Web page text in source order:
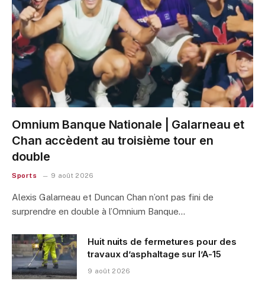
Omnium Banque Nationale | Galarneau et
Chan accèdent au troisième tour en
double
Sports 9 août 2026
Alexis Galarneau et Duncan Chan n’ont pas fini de
surprendre en double à l’Omnium Banque…
Huit nuits de fermetures pour des
travaux d’asphaltage sur l’A-15
9 août 2026